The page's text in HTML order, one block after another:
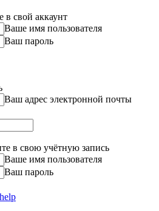
в свой аккаунт
Ваше имя пользователя
Ваш пароль
Ваш адрес электронной почты
в свою учётную запись
Ваше имя пользователя
Ваш пароль